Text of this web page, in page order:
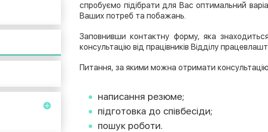
спробуємо підібрати для Вас оптимальний
Ваших потреб та побажань.
Заповнивши контактну форму, яка
консультацію від працівників Відділу
Питання, за якими можна отримати
написання резюме;
підготовка до співбесіди;
пошук роботи.